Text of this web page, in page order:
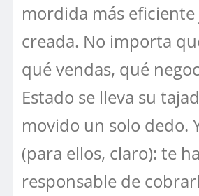
mordida más eficiente
creada. No importa
qué vendas, qué
Estado se lleva su
movido un solo dedo.
(para ellos, claro): te
responsable de